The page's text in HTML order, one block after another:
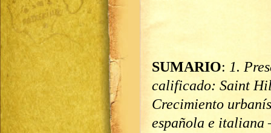
SUMARIO: 1.
calificado: Saint
Crecimiento
española e italiana